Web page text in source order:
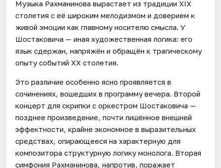
Музыка Рахманинова вырастает из традиции XIX
столетия с её широким мелодизмом и доверием к
живой эмоции как главному носителю смысла. У
Шостаковича — иная художественная логика: его
язык сдержан, напряжён и обращён к трагическому
опыту событий XX столетия.
Это различие особенно ясно проявляется в
сочинениях, вошедших в программу вечера. Второй
концерт для скрипки с оркестром Шостаковича —
позднее произведение, почти лишённое внешней
эффектности, крайне экономное в выразительных
средствах, опирающееся на характерную для
композитора структурную логику монолога. Вторая
симфония Рахманинова, напротив, поражает